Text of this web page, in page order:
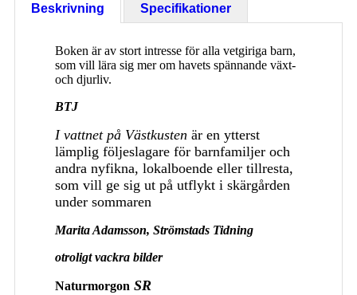
Beskrivning
Specifikationer
Boken är av stort intresse för alla vetgiriga barn,
som vill lära sig mer om havets spännande växt-
och djurliv.
BTJ
I vattnet på Västkusten är en ytterst
lämplig följeslagare för barnfamiljer och
andra nyfikna, lokalboende eller tillresta,
som vill ge sig ut på utflykt i skärgården
under sommaren
Marita Adamsson, Strömstads Tidning
otroligt vackra bilder
Naturmorgon SR